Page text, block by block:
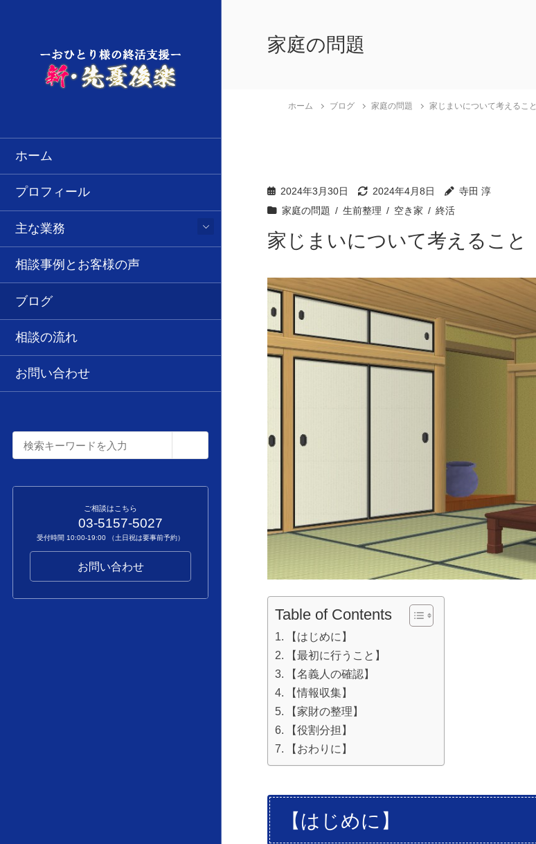
ホーム
プロフィール
主な業務
相談事例とお客様の声
ブログ
相談の流れ
お問い合わせ
ご相談はこちら
03-5157-5027
受付時間 10:00-19:00 （土日祝は要事前予約）
お問い合わせ
家庭の問題
ホーム ブログ 家庭の問題 家じまいについて考えること
2024年3月30日 2024年4月8日
寺田 淳
家庭の問題
生前整理 空き家 終活
家じまいについて考えること
Table of Contents
【はじめに】
【最初に行うこと】
【名義人の確認】
【情報収集】
【家財の整理】
【役割分担】
【おわりに】
【はじめに】